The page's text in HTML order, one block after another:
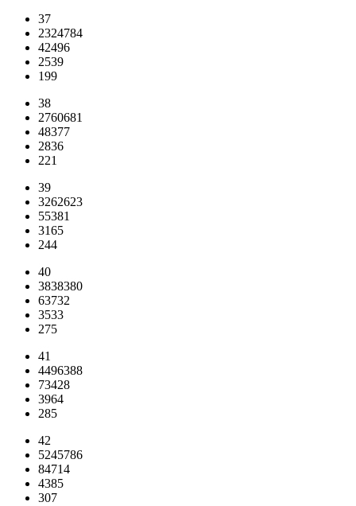
37
2324784
42496
2539
199
38
2760681
48377
2836
221
39
3262623
55381
3165
244
40
3838380
63732
3533
275
41
4496388
73428
3964
285
42
5245786
84714
4385
307